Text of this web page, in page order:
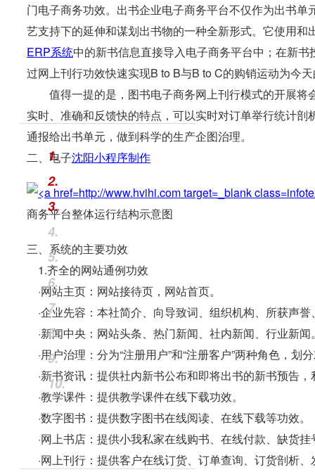
门电子商务功效。出书企业电子商务平台不仅作为出书
艺支持下的延伸和谋划出书物的一种全新形式。它使用
ERP系统中的新书信息直接导入电子商务平台中；在新
过网上刊行功效快速实现B to B与B to C的购销运动为今
值得一提的是，图书电子商务网上刊行模式的开展将
实时、准确和反馈快的特点，可以实时对订单举行统计
通报给出书单元，做到科学的生产企图治理。
二、电子沈阳小程序制作
商务平台整体运行结构示意图
三、系统的主要功效
1.齐全的网站通例功效
·网站主页：网站接待页，网站首页。
·企业先容：本社简介、向导致词、组织机构、所获声
·新闻中央：网站头条、热门新闻、社内新闻、行业新
·用户治理：分为“注册用户”和“注册客户”两种角色，划
·新书资讯：提供社内新书公布和即将出书的新书预告
·教学课件：提供教学课件在线下载功效。
·数字图书：提供数字图书在线阅读、在线下载等功效。
·网上书店：提供小我私家在线购书、在线付款、缺货挂
·网上刊行：提供客户在线订货、订单查询、订货剖析
1.
2.
3.
4.
5.
6.
7.
8.
9.
10.